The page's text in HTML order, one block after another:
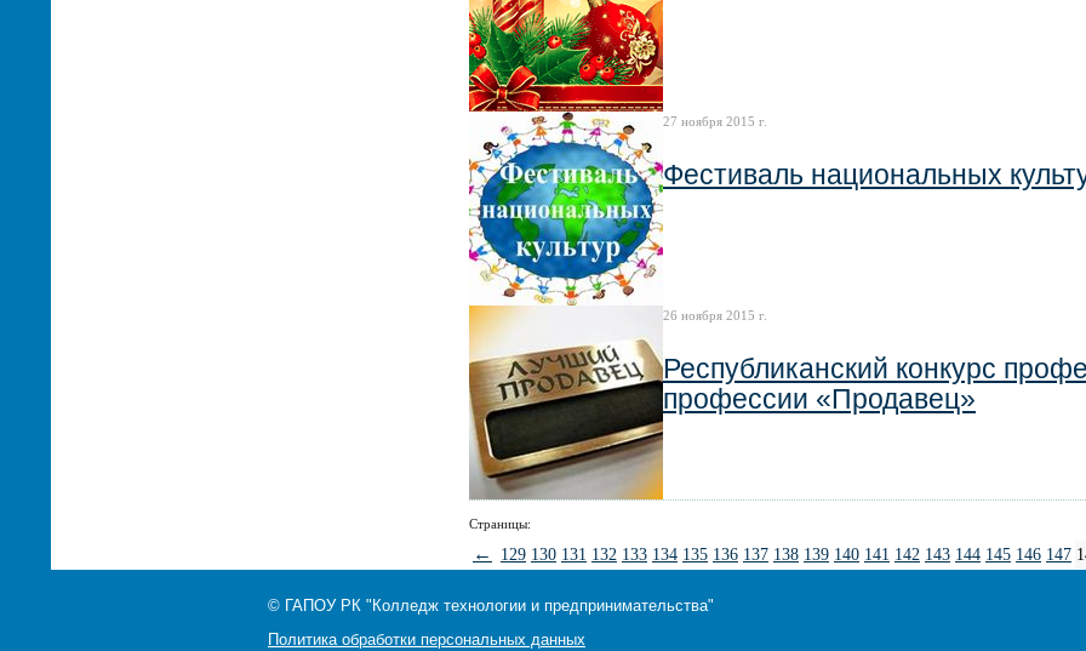
27 ноября 2015 г.
Фестиваль национальных
26 ноября 2015 г.
Республиканский конкурс
профессии «Продавец»
Страницы:
← 129 130 131 132 133 134 135 136 137 138 139 140 141 142 143 144 145 146 147
© ГАПОУ РК "Колледж технологии и предпринимательства"
Политика обработки персональных данных